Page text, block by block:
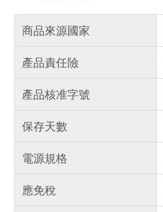
商品來源國家
產品責任險
產品核准字號
保存天數
電源規格
應免稅